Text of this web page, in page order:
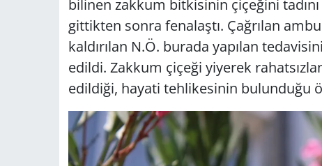
bilinen zakkum bitkisinin çiçeğini
gittikten sonra fenalaştı. Çağrılan
kaldırılan N.Ö. burada yapılan
edildi. Zakkum çiçeği yiyerek
edildiği, hayati tehlikesinin bulunduğu